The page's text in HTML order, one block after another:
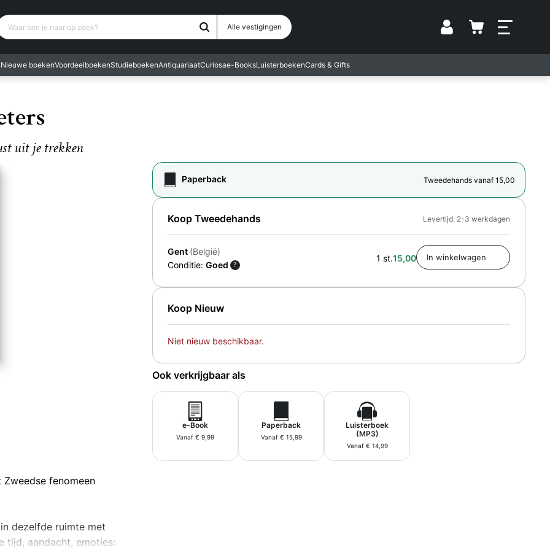
Alle vestigingen Vestiging
ben je naar op zoek?
Nieuwe boekenVoordeelboekenStudieboekenAntiquariaatCuriosae-BooksLuisterboekenCards & Gifts
uit je trekken
Paperback Tweedehands vanaf 15,00
Koop Tweedehands
Gent (België)
Conditie: Goed ?
1 st.15,00
Levertijd: 2-3 werkdagen
Koop Nieuw
Niet nieuw beschikbaar.
Ook verkrijgbaar als
e-Book
Vanaf € 9,99
Paperback
Vanaf € 15,99
Luisterboek
(MP3)
Vanaf € 14,99
fenomeen
dezelfde ruimte met
tijd, aandacht, emoties: